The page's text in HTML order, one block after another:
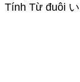
Tính Từ đuôi